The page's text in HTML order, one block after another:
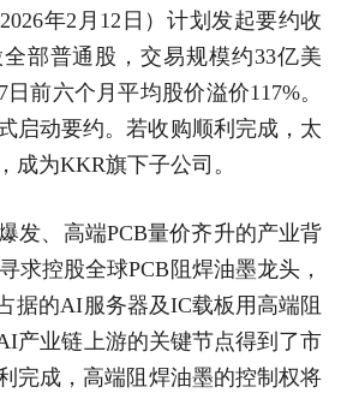
年2月12日）计划发起要约收
部普通股，交易规模约33亿美
前六个月平均股价溢价117%。
启动要约。若收购顺利完成，太
成为KKR旗下子公司。
发、高端PCB量价齐升的产业背
求控股全球PCB阻焊油墨龙头，
据的AI服务器及IC载板用高端阻
产业链上游的关键节点得到了市
完成，高端阻焊油墨的控制权将